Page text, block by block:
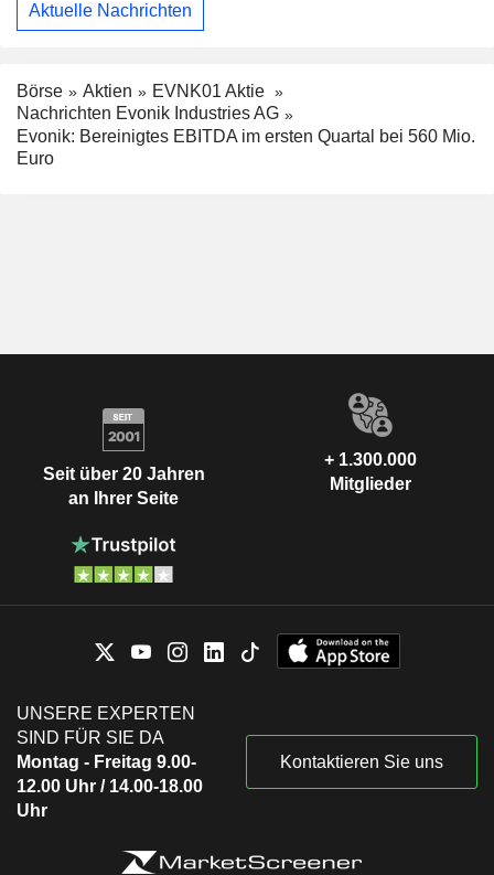
Aktuelle Nachrichten
Börse Aktien
EVNK01 Aktie
Nachrichten Evonik Industries AG
Evonik: Bereinigtes EBITDA im ersten Quartal bei 560 Mio.
Euro
Seit über 20 Jahren
an Ihrer Seite
+ 1.300.000
Mitglieder
UNSERE EXPERTEN
SIND FÜR SIE DA
Montag - Freitag 9.00-
12.00 Uhr / 14.00-18.00
Uhr
Kontaktieren Sie uns